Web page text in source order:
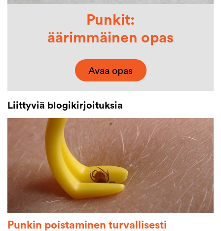
Punkit:
äärimmäinen opas
Avaa opas
Liittyviä blogikirjoituksia
Punkin poistaminen turvallisesti